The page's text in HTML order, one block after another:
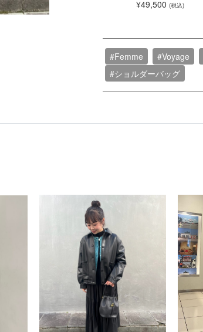
¥49,500(税込)
#Femme #Voyage
#ショルダーバッグ